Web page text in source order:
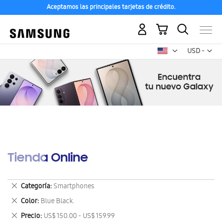
Aceptamos las principales tarjetas de crédito.
USD -
dólar
Mi carrito
Tienda Online
Categoría Smartphones
Eliminar
este
artículo
Color Blue Black.
Eliminar
este
Precio US$ 150.00 - US$ 159.99
Eliminar